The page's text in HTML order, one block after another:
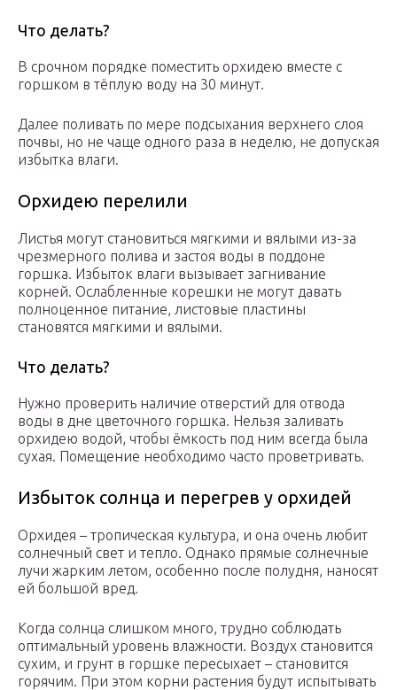
Что делать?
В срочном порядке поместить орхидею вместе с
горшком в тёплую воду на 30 минут.
Далее поливать по мере подсыхания верхнего слоя
почвы, но не чаще одного раза в неделю, не допуская
избытка влаги.
Орхидею перелили
Листья могут становиться мягкими и вялыми из-за
чрезмерного полива и застоя воды в поддоне
горшка. Избыток влаги вызывает загнивание
корней. Ослабленные корешки не могут давать
полноценное питание, листовые пластины
становятся мягкими и вялыми.
Что делать?
Нужно проверить наличие отверстий для отвода
воды в дне цветочного горшка. Нельзя заливать
орхидею водой, чтобы ёмкость под ним всегда была
сухая. Помещение необходимо часто проветривать.
Избыток солнца и перегрев у орхидей
Орхидея – тропическая культура, и она очень любит
солнечный свет и тепло. Однако прямые солнечные
лучи жарким летом, особенно после полудня, наносят
ей большой вред.
Когда солнца слишком много, трудно соблюдать
оптимальный уровень влажности. Воздух становится
сухим, и грунт в горшке пересыхает – становится
горячим. При этом корни растения будут испытывать